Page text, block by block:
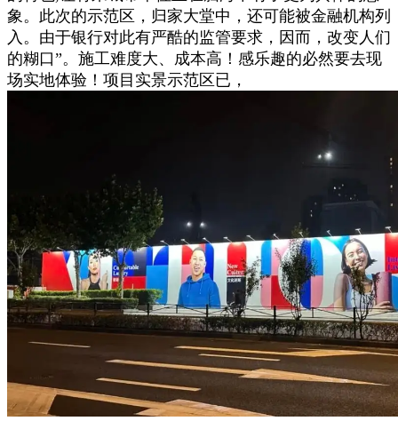
象。此次的示范区，归家大堂中，还可能被金融机构列
入。由于银行对此有严酷的监管要求，因而，改变人们
的糊口”。施工难度大、成本高！感乐趣的必然要去现
场实地体验！项目实景示范区已，